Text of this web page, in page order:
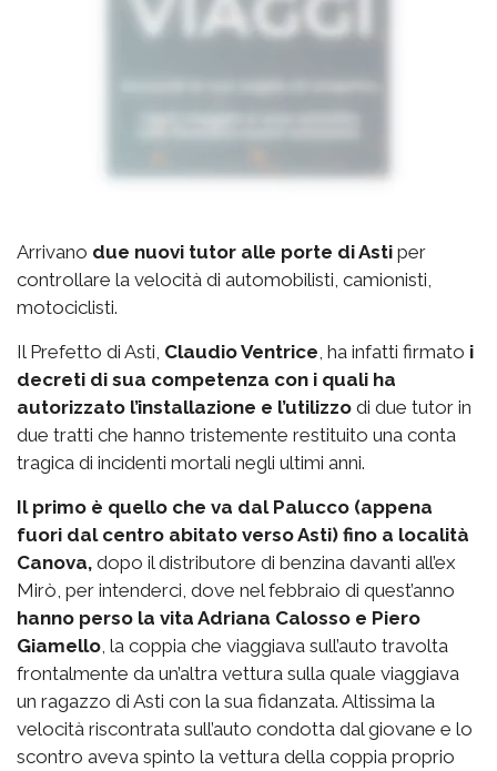
Arrivano due nuovi tutor alle porte di Asti per
controllare la velocità di automobilisti, camionisti,
motociclisti.
Il Prefetto di Asti, Claudio Ventrice , ha infatti firmato i
decreti di sua competenza con i quali ha
autorizzato l’installazione e l’utilizzo di due tutor in
due tratti che hanno tristemente restituito una conta
tragica di incidenti mortali negli ultimi anni.
Il primo è quello che va dal Palucco (appena
fuori dal centro abitato verso Asti) fino a località
Canova, dopo il distributore di benzina davanti all’ex
Mirò, per intenderci, dove nel febbraio di quest’anno
hanno perso la vita Adriana Calosso e Piero
Giamello , la coppia che viaggiava sull’auto travolta
frontalmente da un’altra vettura sulla quale viaggiava
un ragazzo di Asti con la sua fidanzata. Altissima la
velocità riscontrata sull’auto condotta dal giovane e lo
scontro aveva spinto la vettura della coppia proprio